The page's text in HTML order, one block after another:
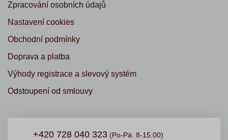
Zpracování osobních údajů
Nastavení cookies
Obchodní podmínky
Doprava a platba
Výhody registrace a slevový systém
Odstoupení od smlouvy
+420 728 040 323 (Po-Pá: 8-15:00)